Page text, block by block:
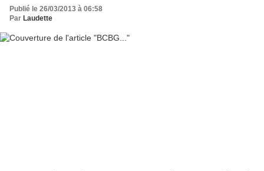
Publié le 26/03/2013 à 06:58
Par Laudette